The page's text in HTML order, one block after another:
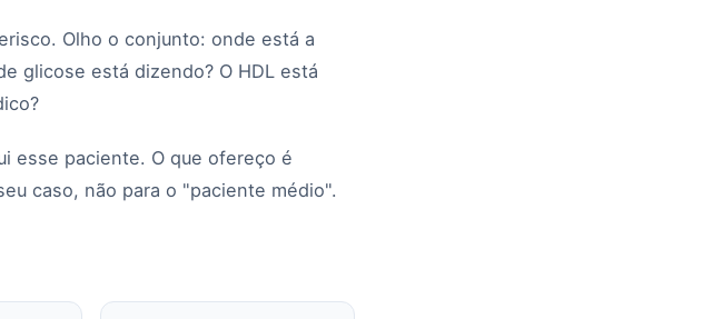
Olho o conjunto: onde está a
glicose está dizendo? O HDL está
esse paciente. O que ofereço é
caso, não para o "paciente médio".